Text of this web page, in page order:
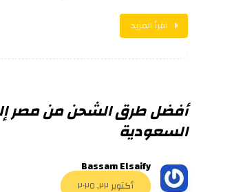
اقرأ المزيد
أفضل طرق الشحن من مصر
السعودية
Bassam Elsaify
أكتوبر ٢٢, ٢٠٢٥